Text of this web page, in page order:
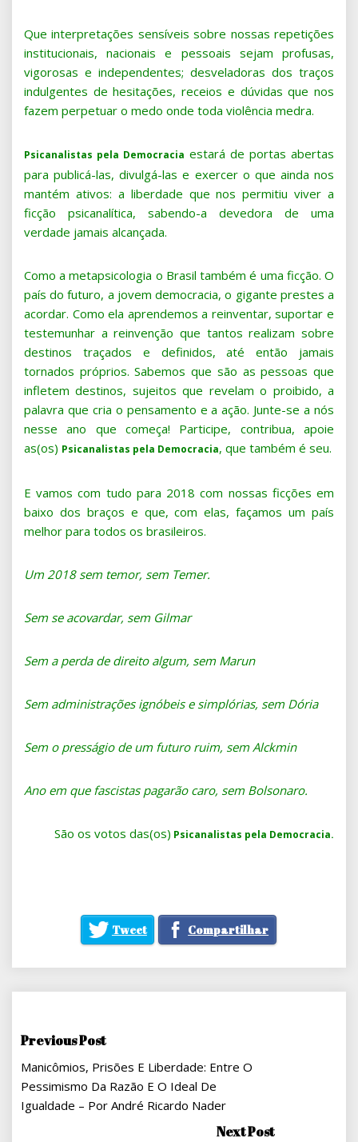
Que interpretações sensíveis sobre nossas repetições
institucionais, nacionais e pessoais sejam profusas,
vigorosas e independentes; desveladoras dos traços
indulgentes de hesitações, receios e dúvidas que nos
fazem perpetuar o medo onde toda violência medra.
Psicanalistas pela Democracia estará de portas abertas
para publicá-las, divulgá-las e exercer o que ainda nos
mantém ativos: a liberdade que nos permitiu viver a
ficção psicanalítica, sabendo-a devedora de uma
verdade jamais alcançada.
Como a metapsicologia o Brasil também é uma ficção. O
país do futuro, a jovem democracia, o gigante prestes a
acordar. Como ela aprendemos a reinventar, suportar e
testemunhar a reinvenção que tantos realizam sobre
destinos traçados e definidos, até então jamais
tornados próprios. Sabemos que são as pessoas que
infletem destinos, sujeitos que revelam o proibido, a
palavra que cria o pensamento e a ação. Junte-se a nós
nesse ano que começa! Participe, contribua, apoie
as(os) Psicanalistas pela Democracia, que também é seu.
E vamos com tudo para 2018 com nossas ficções em
baixo dos braços e que, com elas, façamos um país
melhor para todos os brasileiros.
Um 2018 sem temor, sem Temer.
Sem se acovardar, sem Gilmar
Sem a perda de direito algum, sem Marun
Sem administrações ignóbeis e simplórias, sem Dória
Sem o presságio de um futuro ruim, sem Alckmin
Ano em que fascistas pagarão caro, sem Bolsonaro.
São os votos das(os) Psicanalistas pela Democracia.
Tweet Compartilhar
Navegação
De
Post
Previous Post
Manicômios, Prisões E Liberdade: Entre O
Pessimismo Da Razão E O Ideal De
Igualdade – Por André Ricardo Nader
Next Post